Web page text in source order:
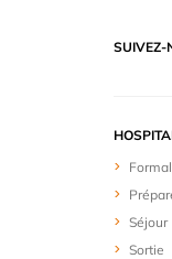
SUIVEZ-
Séjour
Sortie